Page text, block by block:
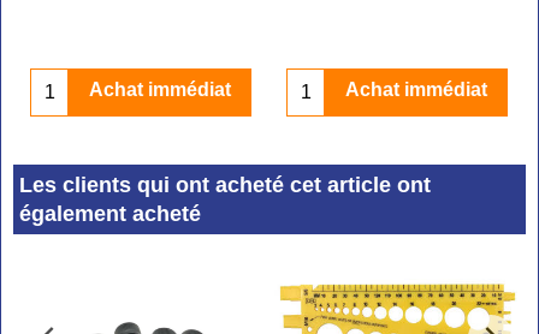
Achat immédiat Achat immédiat
Les clients qui ont acheté cet article ont
également acheté